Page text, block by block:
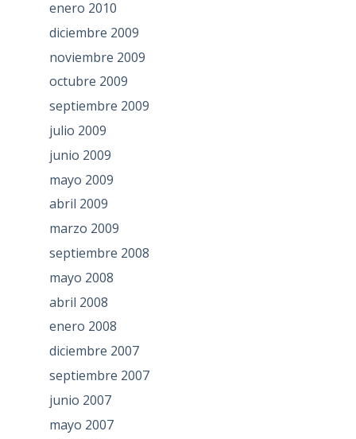
enero 2010
diciembre 2009
noviembre 2009
octubre 2009
septiembre 2009
julio 2009
junio 2009
mayo 2009
abril 2009
marzo 2009
septiembre 2008
mayo 2008
abril 2008
enero 2008
diciembre 2007
septiembre 2007
junio 2007
mayo 2007